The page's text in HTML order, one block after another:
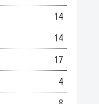
14
14
17
4